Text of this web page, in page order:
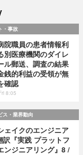
・事故
院職員の患者情報利
別医療機関のダイレ
ル郵送、調査の結果
銭的利益の受領が無
確認
8:05
ス・業界動向
ェイクのエンジニア
訳『実践 プラットフ
ンジニアリング』8 /